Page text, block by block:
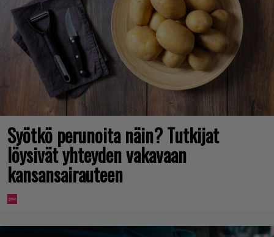
Syötkö perunoita näin? Tutkijat
löysivät yhteyden vakavaan
kansansairauteen